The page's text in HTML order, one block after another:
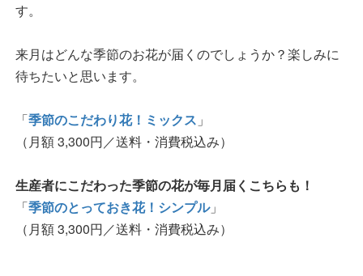
す。
来月はどんな季節のお花が届くのでしょうか？楽しみに
待ちたいと思います。
「季節のこだわり花！ミックス 」
（月額 3,300円／送料・消費税込み）
生産者にこだわった季節の花が毎月届くこちらも！
「季節のとっておき花！シンプル」
（月額 3,300円／送料・消費税込み）